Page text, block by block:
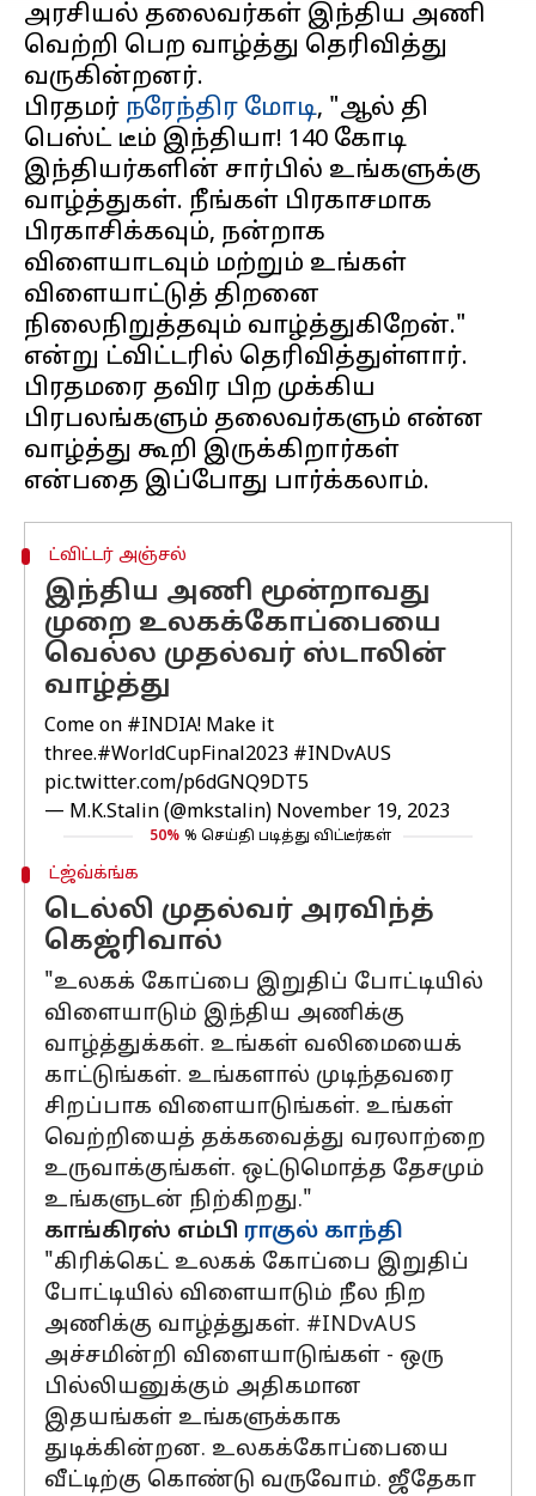
அரசியல் தலைவர்கள் இந்திய அணி
வெற்றி பெற வாழ்த்து தெரிவித்து
வருகின்றனர்.
பிரதமர் நரேந்திர மோடி, "ஆல் தி
பெஸ்ட் டீம் இந்தியா! 140 கோடி
இந்தியர்களின் சார்பில் உங்களுக்கு
வாழ்த்துகள். நீங்கள் பிரகாசமாக
பிரகாசிக்கவும், நன்றாக
விளையாடவும் மற்றும் உங்கள்
விளையாட்டுத் திறனை
நிலைநிறுத்தவும் வாழ்த்துகிறேன்."
என்று ட்விட்டரில் தெரிவித்துள்ளார்.
பிரதமரை தவிர பிற முக்கிய
பிரபலங்களும் தலைவர்களும் என்ன
வாழ்த்து கூறி இருக்கிறார்கள்
ட்விட்டர் அஞ்சல்
இந்திய அணி மூன்றாவது
முறை உலகக்கோப்பையை
வெல்ல முதல்வர் ஸ்டாலின்
வாழ்த்து
Come on #INDIA! Make it
three.#WorldCupFinal2023 #INDvAUS
pic.twitter.com/p6dGNQ9DT5
— M.K.Stalin (@mkstalin) November 19, 2023
50% % செய்தி படித்து விட்டீர்கள்
ட்ஜ்வ்க்ங்க
டெல்லி முதல்வர் அரவிந்த்
கெஜ்ரிவால்
"உலகக் கோப்பை இறுதிப் போட்டியில்
விளையாடும் இந்திய அணிக்கு
வாழ்த்துக்கள். உங்கள் வலிமையைக்
காட்டுங்கள். உங்களால் முடிந்தவரை
சிறப்பாக விளையாடுங்கள். உங்கள்
வெற்றியைத் தக்கவைத்து வரலாற்றை
உருவாக்குங்கள். ஒட்டுமொத்த தேசமும்
உங்களுடன் நிற்கிறது."
காங்கிரஸ் எம்பி ராகுல் காந்தி
"கிரிக்கெட் உலகக் கோப்பை இறுதிப்
போட்டியில் விளையாடும் நீல நிற
அணிக்கு வாழ்த்துகள். #INDvAUS
அச்சமின்றி விளையாடுங்கள் - ஒரு
பில்லியனுக்கும் அதிகமான
இதயங்கள் உங்களுக்காக
துடிக்கின்றன. உலகக்கோப்பையை
வீட்டிற்கு கொண்டு வருவோம். ஜீதேகா